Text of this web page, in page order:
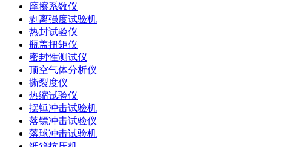
摩擦系数仪
剥离强度试验机
热封试验仪
瓶盖扭矩仪
密封性测试仪
顶空气体分析仪
撕裂度仪
热缩试验仪
摆锤冲击试验机
落镖冲击试验仪
落球冲击试验机